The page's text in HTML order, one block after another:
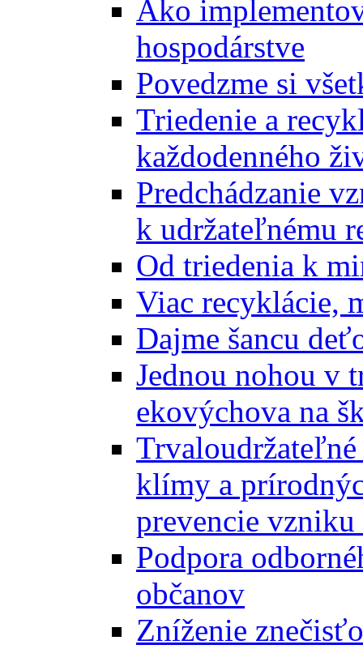
Ako
hospodárstve
Povedzme si
Triedenie a
každodenného
Predchádzanie
k udržateľnému
Od triedenia k
Viac recyklácie,
Dajme šancu
Jednou nohou v
ekovýchova na
klímy a
prevencie vzniku
Podpora
občanov
Zníženie